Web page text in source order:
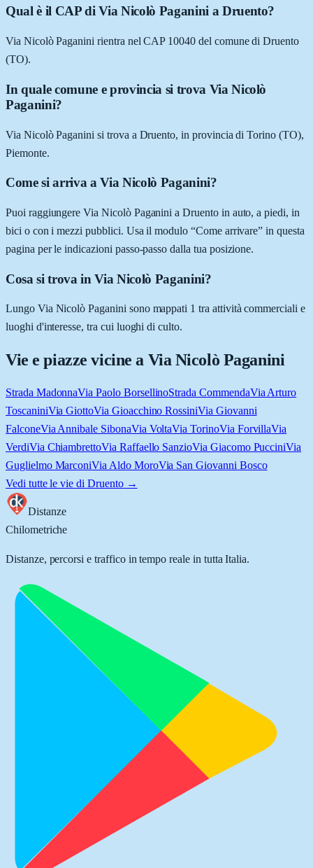
Qual è il CAP di Via Nicolò Paganini a Druento?
Via Nicolò Paganini rientra nel CAP 10040 del comune di Druento
(TO).
In quale comune e provincia si trova Via Nicolò
Paganini?
Via Nicolò Paganini si trova a Druento, in provincia di Torino (TO),
Piemonte.
Come si arriva a Via Nicolò Paganini?
Puoi raggiungere Via Nicolò Paganini a Druento in auto, a piedi, in
bici o con i mezzi pubblici. Usa il modulo “Come arrivare” in questa
pagina per le indicazioni passo-passo dalla tua posizione.
Cosa si trova in Via Nicolò Paganini?
Lungo Via Nicolò Paganini sono mappati 1 tra attività commerciali e
luoghi d'interesse, tra cui luoghi di culto.
Vie e piazze vicine a Via Nicolò Paganini
Strada MadonnaVia Paolo BorsellinoStrada CommendaVia Arturo
ToscaniniVia GiottoVia Gioacchino RossiniVia Giovanni
FalconeVia Annibale SibonaVia VoltaVia TorinoVia ForvillaVia
VerdiVia ChiambrettoVia Raffaello SanzioVia Giacomo PucciniVia
Guglielmo MarconiVia Aldo MoroVia San Giovanni Bosco
Vedi tutte le vie di Druento→
Distanze
Chilometriche
Distanze, percorsi e traffico in tempo reale in tutta Italia.